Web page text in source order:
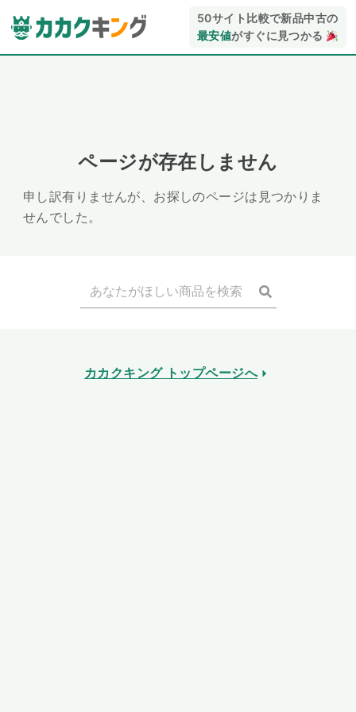
50サイト比較で新品中古の
最安値がすぐに見つかる
ページが存在しません
申し訳有りませんが、お探しのページは見つかりま
せんでした。
カカクキング トップページへ